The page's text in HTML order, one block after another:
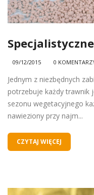
09/12/2015 0
Jednym z niezbędnych
potrzebuje każdy trawnik
sezonu wegetacyjnego
nawieziony przy najm...
CZYTAJ WIĘCEJ